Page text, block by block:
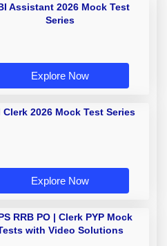
Assistant 2026 Mock Test
Series
Explore Now
Clerk 2026 Mock Test Series
Explore Now
RRB PO | Clerk PYP Mock
with Video Solutions